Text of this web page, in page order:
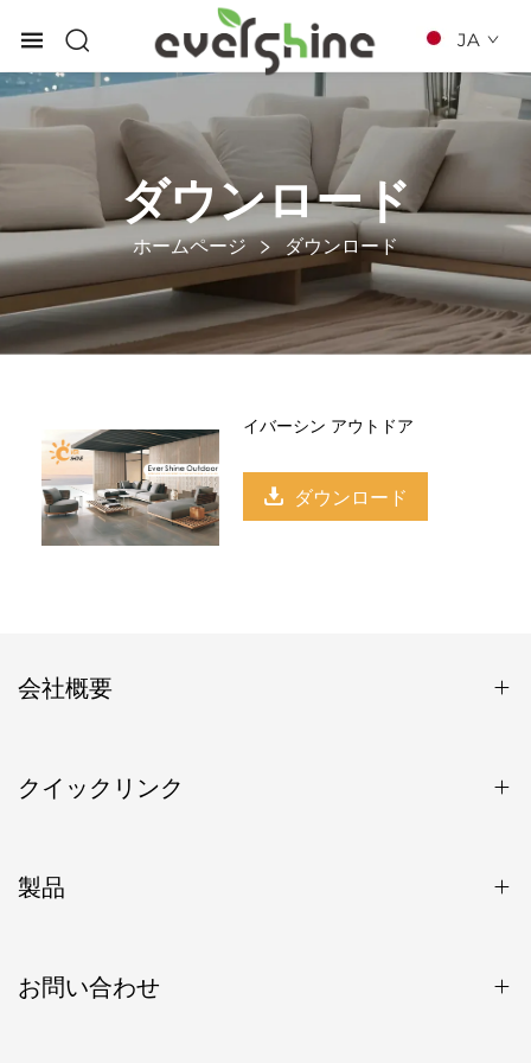
JA
ダウンロード
ホームページ ダウンロード
イバーシン アウトドア
ダウンロード
会社概要
クイックリンク
製品
お問い合わせ